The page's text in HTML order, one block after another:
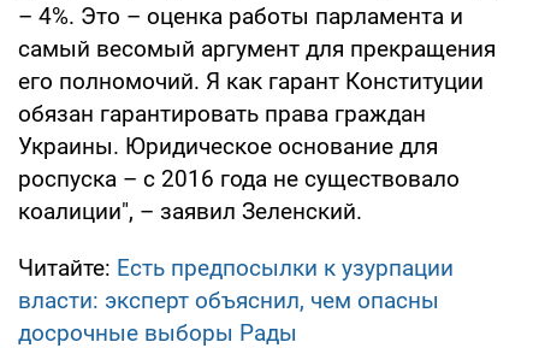
– 4%. Это – оценка работы парламента и
самый весомый аргумент для прекращения
его полномочий. Я как гарант Конституции
обязан гарантировать права граждан
Украины. Юридическое основание для
роспуска – с 2016 года не существовало
коалиции", – заявил Зеленский.
Читайте: Есть предпосылки к узурпации
власти: эксперт объяснил, чем опасны
досрочные выборы Рады